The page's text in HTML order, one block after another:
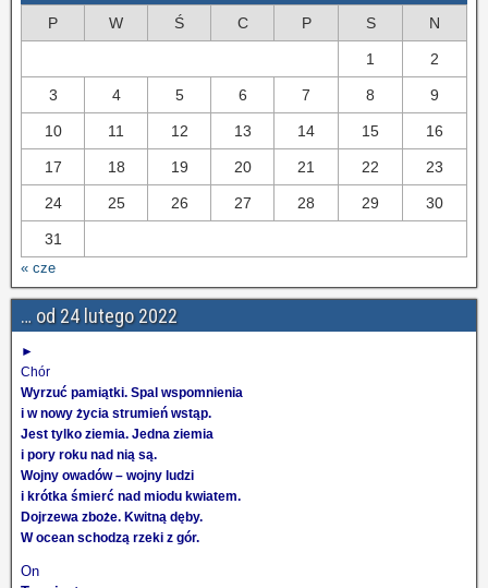
P W Ś C P S N
1 2
3 4 5 6 7 8 9
10 11 12 13 14 15 16
17 18 19 20 21 22 23
24 25 26 27 28 29 30
31
« cze
… od 24 lutego 2022
►
Chór
Wyrzuć pamiątki. Spal wspomnienia
i w nowy życia strumień wstąp.
Jest tylko ziemia. Jedna ziemia
i pory roku nad nią są.
Wojny owadów – wojny ludzi
i krótka śmierć nad miodu kwiatem.
Dojrzewa zboże. Kwitną dęby.
W ocean schodzą rzeki z gór.
On